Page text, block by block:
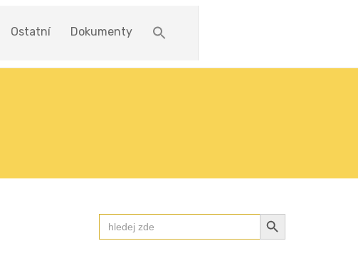
Ostatní Dokumenty
Search
for:
SEARCH BUTTON